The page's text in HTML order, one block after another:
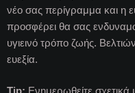
νέο σας περίγραμμα και η
προσφέρει θα σας
υγιεινό τρόπο ζωής.
ευεξία.